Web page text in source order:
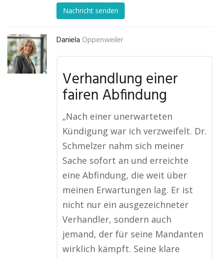
Nachricht senden
Daniela Oppenweiler
Verhandlung einer
fairen Abfindung
„Nach einer unerwarteten
Kündigung war ich verzweifelt. Dr.
Schmelzer nahm sich meiner
Sache sofort an und erreichte
eine Abfindung, die weit über
meinen Erwartungen lag. Er ist
nicht nur ein ausgezeichneter
Verhandler, sondern auch
jemand, der für seine Mandanten
wirklich kämpft. Seine klare